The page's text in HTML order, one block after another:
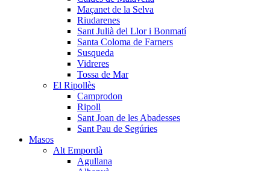
Maçanet de la Selva
Riudarenes
Sant Julià del Llor i Bonmatí
Santa Coloma de Farners
Susqueda
Vidreres
Tossa de Mar
El Ripollès
Camprodon
Ripoll
Sant Joan de les Abadesses
Sant Pau de Segúries
Masos
Alt Empordà
Agullana